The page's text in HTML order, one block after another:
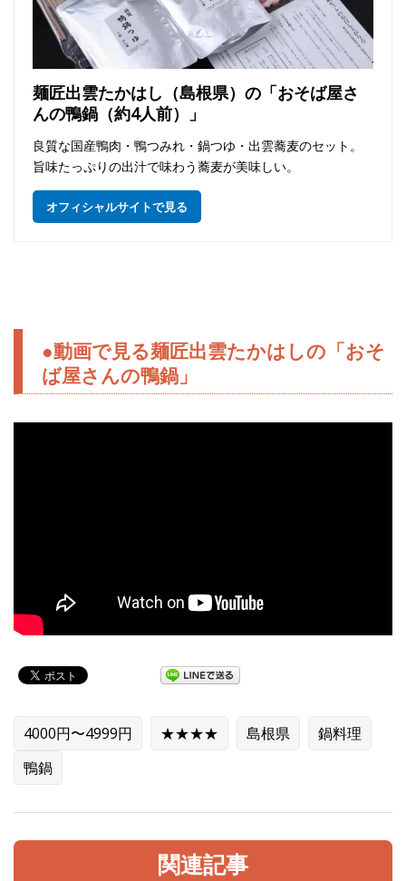
麺匠出雲たかはし（島根県）の「おそば屋さ
んの鴨鍋（約4人前）」
良質な国産鴨肉・鴨つみれ・鍋つゆ・出雲蕎麦のセット。
旨味たっぷりの出汁で味わう蕎麦が美味しい。
オフィシャルサイトで見る
●動画で見る麺匠出雲たかはしの「おそ
ば屋さんの鴨鍋」
4000円〜4999円 ★★★★ 島根県
鍋料理
鴨鍋
関連記事